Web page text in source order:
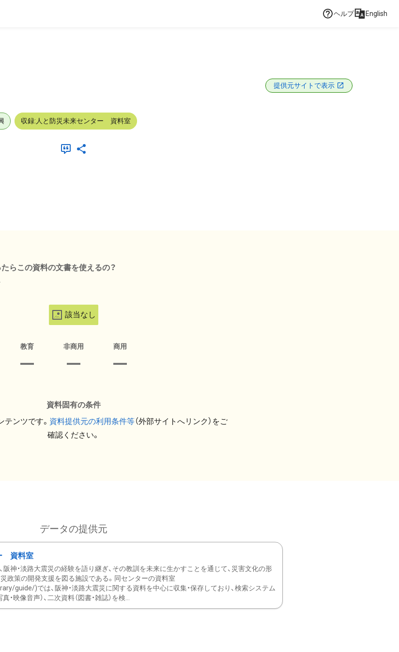
ヘルプ English
提供元サイトで表示
収録:人と防災未来センター 資料室
らこの資料の文書を使えるの？
該当なし
教育 非商用 商用
資料固有の条件
ンツです。 資料提供元の利用条件等（外部サイトへリンク）をご
確認ください。
データの提供元
資料室
阪神・淡路大震災の経験を語り継ぎ、その教訓を未来に生かすことを通じて、災害文化の形
災政策の開発支援を図る施設である。同センターの資料室
guide/)では、阪神・淡路大震災に関する資料を中心に収集・保存しており、検索システム
・映像音声）、二次資料（図書・雑誌）を検...